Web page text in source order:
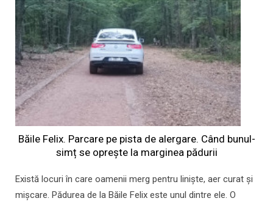
Băile Felix. Parcare pe pista de alergare. Când bunul-
simț se oprește la marginea pădurii
Există locuri în care oamenii merg pentru liniște, aer curat și
mișcare. Pădurea de la Băile Felix este unul dintre ele. O